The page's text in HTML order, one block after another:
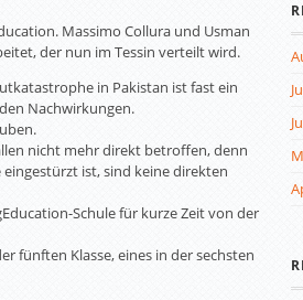
Massimo Collura und Usman
der nun im Tessin verteilt wird.
in Pakistan ist fast ein
Nachwirkungen.
nicht mehr direkt betroffen, denn
ist, sind keine direkten
Schule für kurze Zeit von der
fünften Klasse, eines in der sechsten